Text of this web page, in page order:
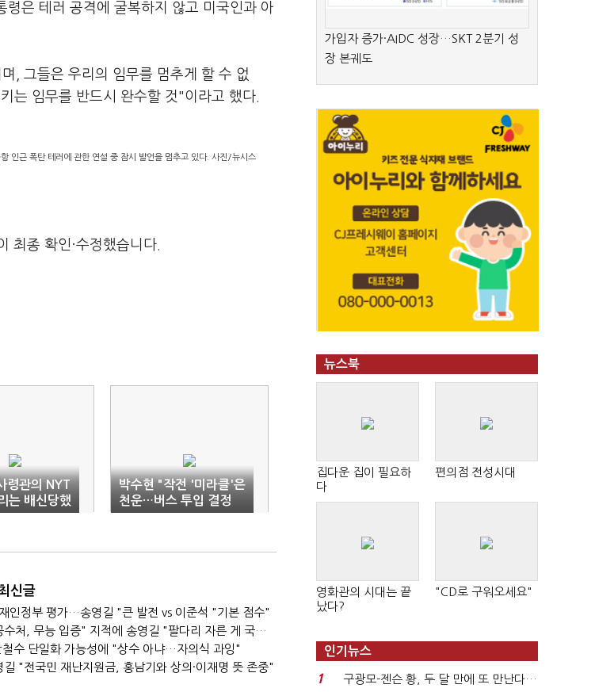
은 테러 공격에 굴복하지 않고 미국인과 아
, 그들은 우리의 임무를 멈추게 할 수 없
는 임무를 반드시 완수할 것"이라고 했다.
인근 폭탄 테러에 관한 연설 중 잠시 발언을 멈추고 있다. 사진/뉴시스
최종 확인·수정했습니다.
령관의 NYT
는 배신당했
박수현 "작전 '미라클'은
천운…버스 투입 결정
적"
신글
인정부 평가…송영길 "큰 발전 vs 이준석 "기본 점수"
이준석 "공수처, 무능 입증" 지적에 송영길 "팔다리 자른 게 국민의힘"
철수 단일화 가능성에 "상수 아냐…자의식 과잉"
길 "전국민 재난지원금, 홍남기와 상의·이재명 뜻 존중"
가입자 증가·AIDC 성장…SKT 2분기 성
장 본궤도
뉴스북
집다운 집이 필요하
다
편의점 전성시대
영화관의 시대는 끝
났다?
"CD로 구워오세요"
인기뉴스
1
구광모-젠슨 황, 두 달 만에 또 만난다…